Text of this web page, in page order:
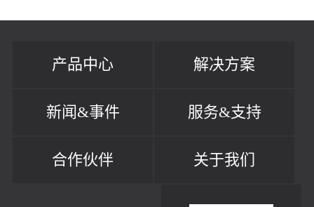
产品中心 解决方案
新闻&事件 服务&支持
合作伙伴 关于我们